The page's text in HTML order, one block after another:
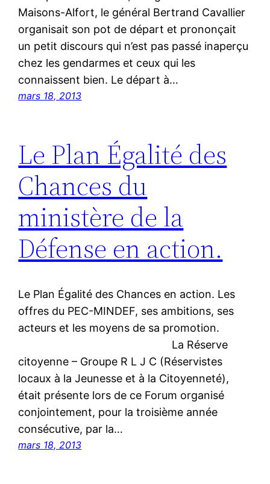
Maisons-Alfort, le général Bertrand Cavallier
organisait son pot de départ et prononçait
un petit discours qui n’est pas passé inaperçu
chez les gendarmes et ceux qui les
connaissent bien. Le départ à…
mars 18, 2013
Le Plan Égalité des
Chances du
ministère de la
Défense en action.
Le Plan Égalité des Chances en action. Les
offres du PEC-MINDEF, ses ambitions, ses
acteurs et les moyens de sa promotion.
La Réserve
citoyenne – Groupe R L J C (Réservistes
locaux à la Jeunesse et à la Citoyenneté),
était présente lors de ce Forum organisé
conjointement, pour la troisième année
consécutive, par la…
mars 18, 2013